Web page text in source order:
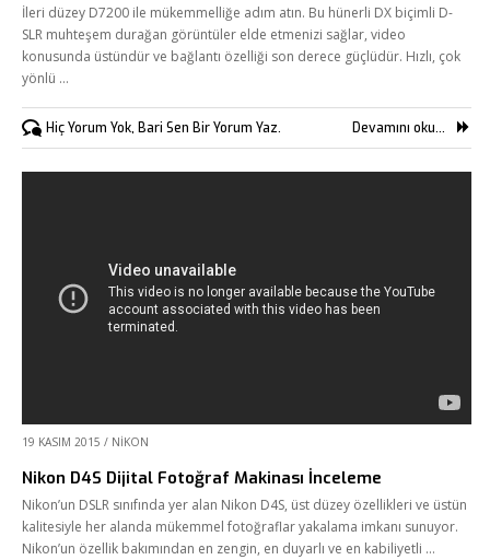
İleri düzey D7200 ile mükemmelliğe adım atın. Bu hünerli DX biçimli D-
SLR muhteşem durağan görüntüler elde etmenizi sağlar, video
konusunda üstündür ve bağlantı özelliği son derece güçlüdür. Hızlı, çok
yönlü …
Hiç Yorum Yok, Bari Sen Bir Yorum Yaz. Devamını oku...
19 KASIM 2015 / NIKON
Nikon D4S Dijital Fotoğraf Makinası İnceleme
Nikon’un DSLR sınıfında yer alan Nikon D4S, üst düzey özellikleri ve üstün
kalitesiyle her alanda mükemmel fotoğraflar yakalama imkanı sunuyor.
Nikon’un özellik bakımından en zengin, en duyarlı ve en kabiliyetli …